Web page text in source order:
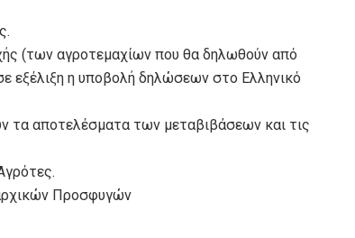
(των αγροτεμαχίων που θα δηλωθούν από
εξέλιξη η υποβολή δηλώσεων στο Ελληνικό
τα αποτελέσματα των μεταβιβάσεων και τις
Προσφυγών